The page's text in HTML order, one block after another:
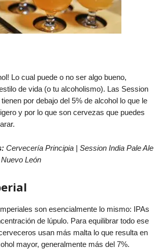
Lo cual puede o no ser algo bueno,
de vida (o tu alcoholismo). Las Session
por debajo del 5% de alcohol lo que le
y por lo que son cervezas que puedes
Cervecería Principia | Session India Pale Ale
León
son esencialmente lo mismo: IPAs
de lúpulo. Para equilibrar todo ese
usan más malta lo que resulta en
mayor, generalmente más del 7%.